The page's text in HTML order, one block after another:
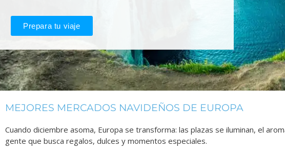
Prepara tu viaje
MEJORES MERCADOS NAVIDEÑOS DE EUROPA
Cuando diciembre asoma, Europa se transforma: las plazas se iluminan, el
gente que busca regalos, dulces y momentos especiales.